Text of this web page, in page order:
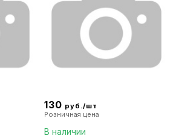
130 руб./шт
Розничная цена
В наличии